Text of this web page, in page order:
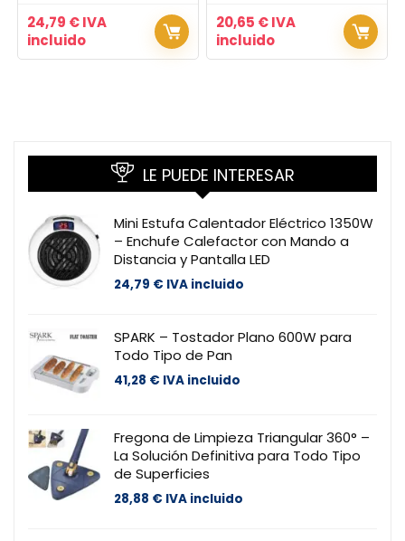
24,79 €IVA
incluido
20,65 €IVA
incluido
LE PUEDE INTERESAR
Mini Estufa Calentador Eléctrico 1350W
– Enchufe Calefactor con Mando a
Distancia y Pantalla LED
24,79 € IVA incluido
SPARK – Tostador Plano 600W para
Todo Tipo de Pan
41,28 € IVA incluido
Fregona de Limpieza Triangular 360° –
La Solución Definitiva para Todo Tipo
de Superficies
28,88 € IVA incluido